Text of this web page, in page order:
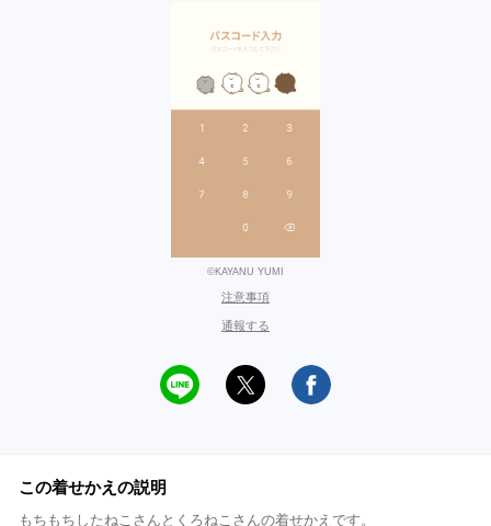
©KAYANU YUMI
注意事項
通報する
この着せかえの説明
もちもちしたねこさんとくろねこさんの着せかえです。